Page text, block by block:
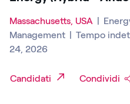
Massachusetts, USA
Management
Tempo
24, 2026
Candidati Condividi